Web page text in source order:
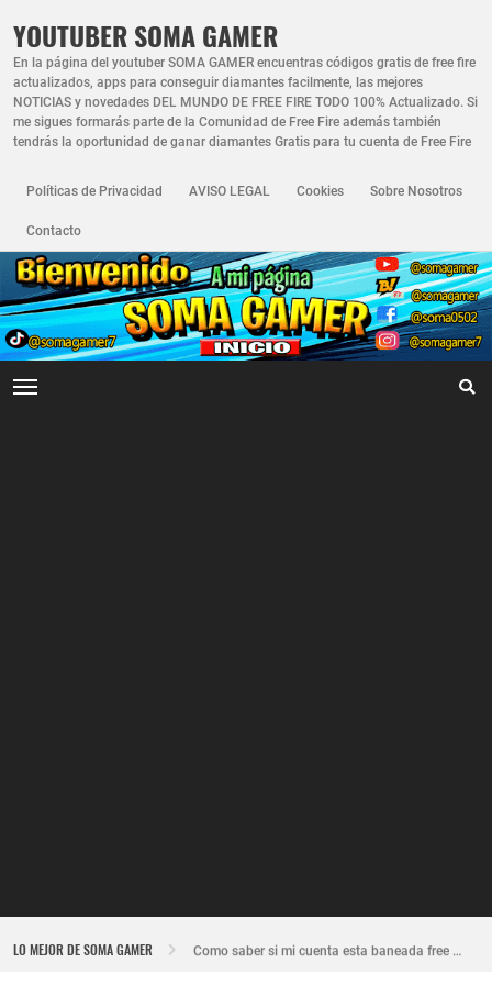
YOUTUBER SOMA GAMER
En la página del youtuber SOMA GAMER encuentras códigos gratis de free fire
actualizados, apps para conseguir diamantes facilmente, las mejores
NOTICIAS y novedades DEL MUNDO DE FREE FIRE TODO 100% Actualizado. Si
me sigues formarás parte de la Comunidad de Free Fire además también
tendrás la oportunidad de ganar diamantes Gratis para tu cuenta de Free Fire
Políticas de Privacidad AVISO LEGAL Cookies Sobre Nosotros
Contacto
LO MEJOR DE SOMA GAMER Como saber si mi cuenta esta baneada free fire